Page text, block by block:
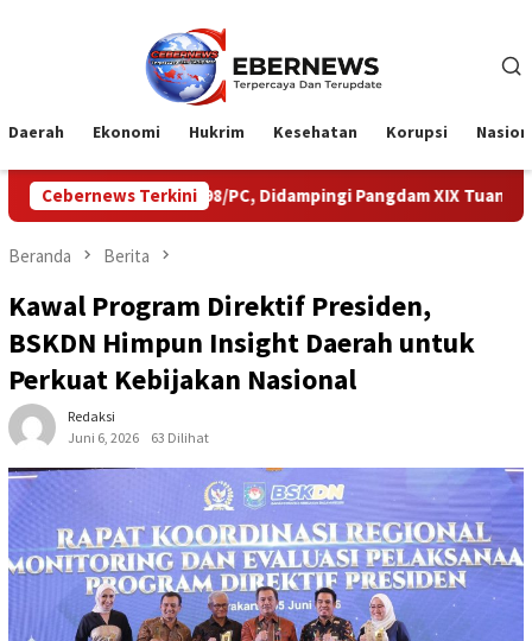
Daerah Ekonomi Hukrim Kesehatan Korupsi
Cebernews Terkini
PC, Didampingi Pangdam XIX Tuanku Tambusai
Beranda Berita
Kawal Program Direktif Presiden,
BSKDN Himpun Insight Daerah untuk
Perkuat Kebijakan Nasional
Redaksi
Juni 6, 2026
63 Dilihat